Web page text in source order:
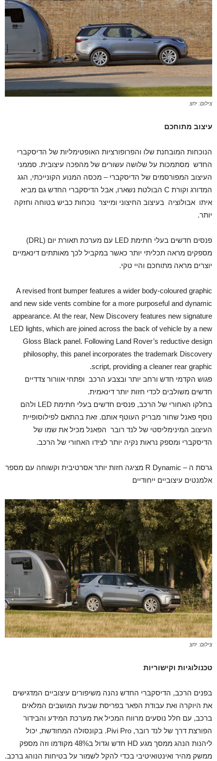
צילום: יחצ
עיצוב מתוחכם
הנוכחות המובחנת שלו והפרופורציות האופטימליות של הדיסקברי
החדש מסתמכות על שלושה עשורים של מהפכה עיצובית. סממני
העיצוב המפורסמים של הדיסקברי – מכסה המנוע הקונייכתי, הגג
המדורג וקורת C הבולטת נשארו, אבל הדיסקברי החדש גם מביא
איתו אבולוציה בעיצוב החיצוני ומייצר נוכחות כביש בטוחה וחזקה
יותר.
פנסים חדשים בעלי חתימת LED עם מערכת תאורת יום (DRL)
מספקים מראה תכליתי יותר כאשר במקביל לכך מאותתים דינאמיים
יוצרים מראה מתוחכם והיי טקי.
A revised front bumper features a wider body-coloured graphic
and new side vents combine for a more purposeful and dynamic
appearance. At the rear, New Discovery features new signature
LED lights, which are joined across the back of vehicle by a new
Gloss Black panel. Following Land Rover’s reductive design
philosophy, this panel incorporates the trademark Discovery
script, providing a cleaner rear graphic.
פגוש הקדמי חדש ורחב יותר ובצבע הרכב ופתחי אוורור צדדיים
חדשים משולבים לכדי חזות יותר דינאמית.
בחלקו האחורי של הרכב, פנסים חדשים בעלי חתימת LED ולהם
נוסף פאנל שחור מבריק העוטף אותם. זאת בהתאם לפילוסופיית
העיצוב המינימליסטי של לנד רובר הפאנל מכיל את שמו של
הדיסקברי ומספק נראות נקיה יותר לצידו האחורי של הרכב.
גרסת ה – R Dynamic מציגה חזות יותר אסרטיבית וקשוחה עם מספר
אלמנטים עיצוביים ייחודיים
צילום: יחצ
טכנולוגיות וקישוריות
בפנים הרכב, הדיסקברי החדש נהנה משיפורים עיצוביים המדגישים
את היוקרה ואת עבודת הפאר בפריסת שבעת המושבים המלאים
ברכב, עם חלל נוסעים מרווח המכיל את מערכת המידע והבידור
הפורצת דרך של לנד רובר, Pivi Pro. בקונסולה המחודשת, יכול
ליהנות הנהג ממסך מגע HD חדש וגדול ב48% מקודמו וזה מספק
ממשק מהיר ואינטואיטיבי בכדי להקל לשמור על בטיחות הנוהג ברכב.